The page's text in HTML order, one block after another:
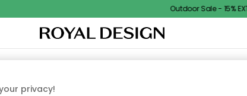
Outdoor Sale - 15%
TEKSTIILIT & MATOTKEITTIÖSÄILYTYSULKOKALUSTEET
privacy!